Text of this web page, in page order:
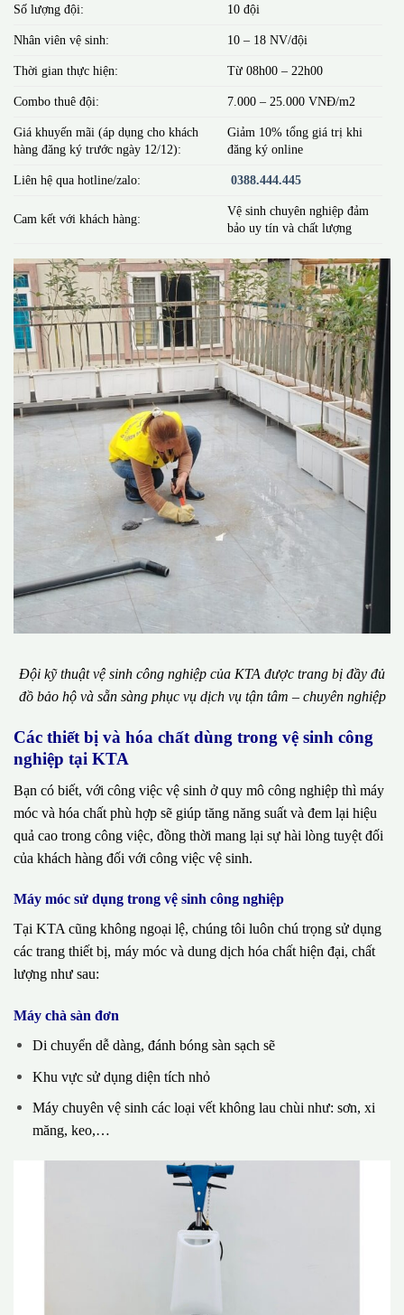
Số lượng đội: 10 đội
Nhân viên vệ sinh: 10 – 18 NV/đội
Thời gian thực hiện: Từ 08h00 – 22h00
Combo thuê đội: 7.000 – 25.000 VNĐ/m2
Giá khuyến mãi (áp dụng cho khách
hàng đăng ký trước ngày 12/12):
Giảm 10% tổng giá trị khi
đăng ký online
Liên hệ qua hotline/zalo: 0388.444.445
Cam kết với khách hàng:
Vệ sinh chuyên nghiệp đảm
bảo uy tín và chất lượng
Đội kỹ thuật vệ sinh công nghiệp của KTA được trang bị đầy đủ
đồ bảo hộ và sẵn sàng phục vụ dịch vụ tận tâm – chuyên nghiệp
Các thiết bị và hóa chất dùng trong vệ sinh công
nghiệp tại KTA
Bạn có biết, với công việc vệ sinh ở quy mô công nghiệp thì máy
móc và hóa chất phù hợp sẽ giúp tăng năng suất và đem lại hiệu
quả cao trong công việc, đồng thời mang lại sự hài lòng tuyệt đối
của khách hàng đối với công việc vệ sinh.
Máy móc sử dụng trong vệ sinh công nghiệp
Tại KTA cũng không ngoại lệ, chúng tôi luôn chú trọng sử dụng
các trang thiết bị, máy móc và dung dịch hóa chất hiện đại, chất
lượng như sau:
Máy chà sàn đơn
Di chuyển dễ dàng, đánh bóng sàn sạch sẽ
Khu vực sử dụng diện tích nhỏ
Máy chuyên vệ sinh các loại vết không lau chùi như: sơn, xi
măng, keo,…